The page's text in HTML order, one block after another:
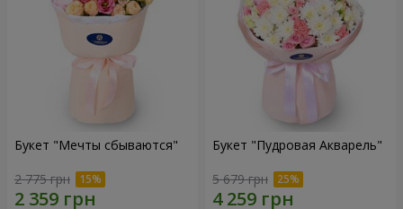
Букет "Мечты сбываются"
2 775 грн
Букет "Пудровая Акварель"
5 679 грн